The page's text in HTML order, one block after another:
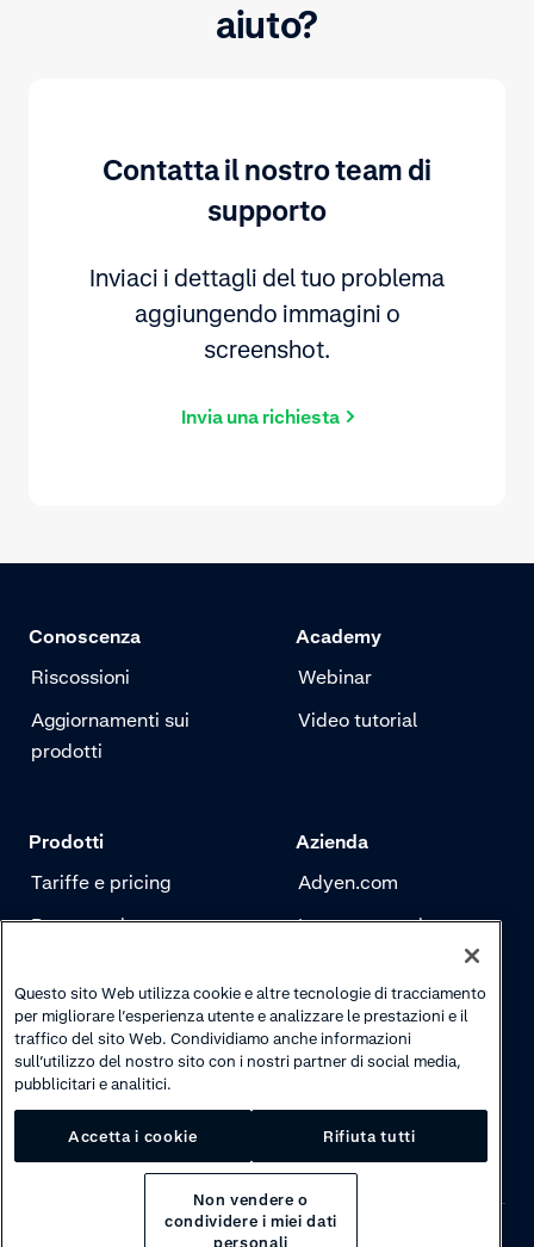
aiuto?
Contatta il nostro team di
supporto
Inviaci i dettagli del tuo problema
aggiungendo immagini o
screenshot.
Invia una richiesta
Conoscenza
Riscossioni
Aggiornamenti sui
prodotti
Academy
Webinar
Video tutorial
Prodotti
Tariffe e pricing
Pagamenti
Autenticazione
Azienda
Adyen.com
La nostra storia
Carriere
Questo sito Web utilizza cookie e altre tecnologie di tracciamento
per migliorare l’esperienza utente e analizzare le prestazioni e il
traffico del sito Web. Condividiamo anche informazioni
sull’utilizzo del nostro sito con i nostri partner di social media,
pubblicitari e analitici.
Accetta i cookie Rifiuta tutti
Non vendere o
condividere i miei dati
personali